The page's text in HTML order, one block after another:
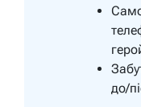
до/